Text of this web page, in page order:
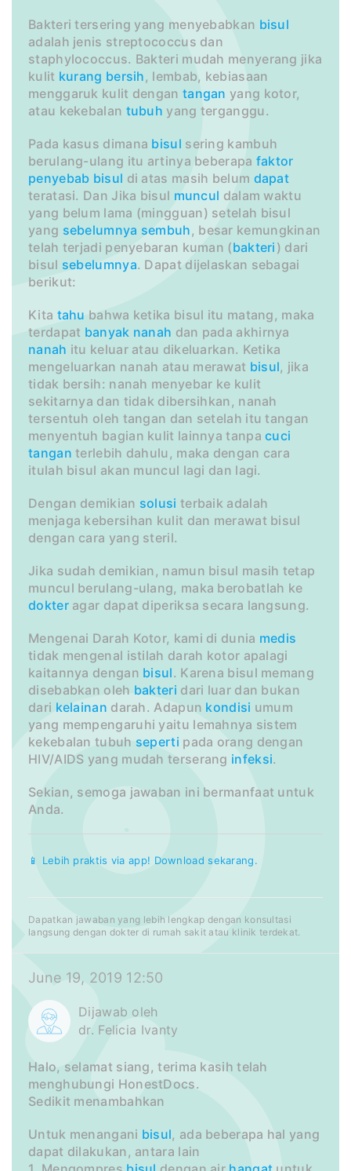
Bakteri tersering yang menyebabkan bisul
adalah jenis streptococcus dan
staphylococcus. Bakteri mudah menyerang jika
kulit kurang bersih , lembab, kebiasaan
menggaruk kulit dengan tangan yang kotor,
atau kekebalan tubuh yang terganggu.
Pada kasus dimana bisul sering kambuh
berulang-ulang itu artinya beberapa faktor
penyebab bisul di atas masih belum dapat
teratasi. Dan Jika bisul muncul dalam waktu
yang belum lama (mingguan) setelah bisul
yang sebelumnya sembuh , besar kemungkinan
telah terjadi penyebaran kuman (bakteri ) dari
bisul sebelumnya. Dapat dijelaskan sebagai
berikut:
Kita tahu bahwa ketika bisul itu matang, maka
terdapat banyak nanah dan pada akhirnya
nanah itu keluar atau dikeluarkan. Ketika
mengeluarkan nanah atau merawat bisul, jika
tidak bersih: nanah menyebar ke kulit
sekitarnya dan tidak dibersihkan, nanah
tersentuh oleh tangan dan setelah itu tangan
menyentuh bagian kulit lainnya tanpacuci
tangan terlebih dahulu, maka dengan cara
itulah bisul akan muncul lagi dan lagi.
Dengan demikian solusi terbaik adalah
menjaga kebersihan kulit dan merawat bisul
dengan cara yang steril.
Jika sudah demikian, namun bisul masih tetap
muncul berulang-ulang, maka berobatlah ke
dokteragar dapat diperiksa secara langsung.
Mengenai Darah Kotor, kami di dunia medis
tidak mengenal istilah darah kotor apalagi
kaitannya dengan bisul. Karena bisul memang
disebabkan oleh bakteri dari luar dan bukan
dari kelainan darah. Adapun kondisi umum
yang mempengaruhi yaitu lemahnya sistem
kekebalan tubuh seperti pada orang dengan
HIV/AIDS yang mudah terserang infeksi.
Sekian, semoga jawaban ini bermanfaat untuk
Anda.
📱 Lebih praktis via app! Download sekarang.
Dapatkan jawaban yang lebih lengkap dengan konsultasi
langsung dengan dokter di rumah sakit atau klinik terdekat.
June 19, 2019 12:50
Dijawab oleh
dr. Felicia Ivanty
Halo, selamat siang, terima kasih telah
menghubungi HonestDocs.
Sedikit menambahkan
Untuk menangani bisul, ada beberapa hal yang
dapat dilakukan, antara lain